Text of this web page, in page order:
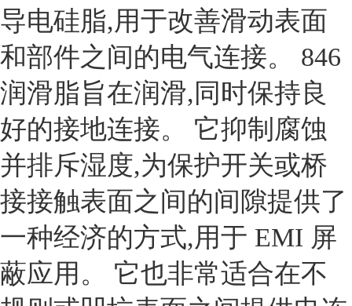
导电硅脂,用于改善滑动表面
和部件之间的电气连接。 846
润滑脂旨在润滑,同时保持良
好的接地连接。 它抑制腐蚀
并排斥湿度,为保护开关或桥
接接触表面之间的间隙提供了
一种经济的方式,用于 EMI 屏
蔽应用。 它也非常适合在不